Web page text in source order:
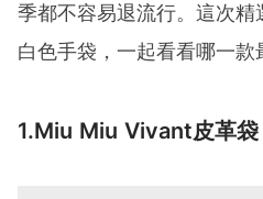
季都不容易退流行。這次
白色手袋，一起看看哪一款
1.Miu Miu Vivant皮革袋